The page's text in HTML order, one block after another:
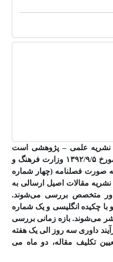
نشریه علمی – پژوهشی است
که با مجوز شماره ۲/۲۴۳۲۹ مورخ ۱۳۹۲/۹/۵ وزارت فرهنگ و
اسلامی از سال ۱۳۹۳ به صورت فصلنامه (چهار شماره
مقالات اصیل ارسالی به
متخصص بررسی می‌شوند.
با چکیده انگلیسی و یک شماره
می‌شوند. بازه زمانی بررسی
داوری سه روز الی یک هفته
تکلیف مقاله، دو ماه می